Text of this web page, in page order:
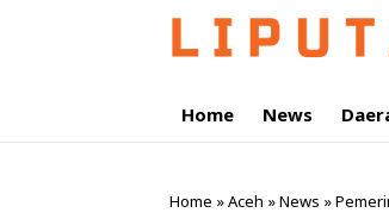
Home News
Home »Aceh »News »